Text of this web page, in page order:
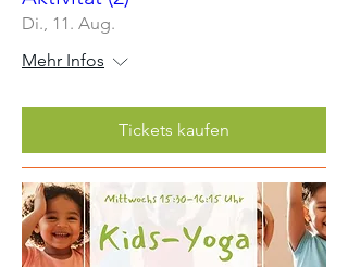
Di., 11. Aug.
Mehr Infos
Tickets kaufen